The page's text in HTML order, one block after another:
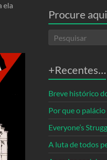
ela
Procure aqui
+Recentes…
Breve histórico
Por que o palácio
Everyone’s
A luta de todos